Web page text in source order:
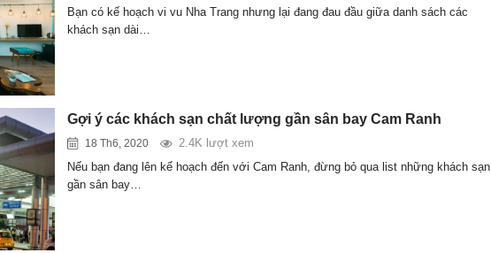
Bạn có kế hoạch vi vu Nha Trang nhưng lại đang đau đầu giữa danh sách các
khách sạn dài…
Gợi ý các khách sạn chất lượng gần sân bay Cam Ranh
18 Th6, 2020
2.4K lượt xem
Nếu bạn đang lên kế hoạch đến với Cam Ranh, đừng bỏ qua list những khách sạn
gần sân bay…